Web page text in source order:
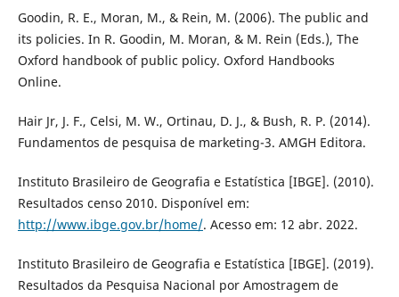
Goodin, R. E., Moran, M., & Rein, M. (2006). The public and
its policies. In R. Goodin, M. Moran, & M. Rein (Eds.), The
Oxford handbook of public policy. Oxford Handbooks
Online.
Hair Jr, J. F., Celsi, M. W., Ortinau, D. J., & Bush, R. P. (2014).
Fundamentos de pesquisa de marketing-3. AMGH Editora.
Instituto Brasileiro de Geografia e Estatística [IBGE]. (2010).
Resultados censo 2010. Disponível em:
http://www.ibge.gov.br/home/. Acesso em: 12 abr. 2022.
Instituto Brasileiro de Geografia e Estatística [IBGE]. (2019).
Resultados da Pesquisa Nacional por Amostragem de